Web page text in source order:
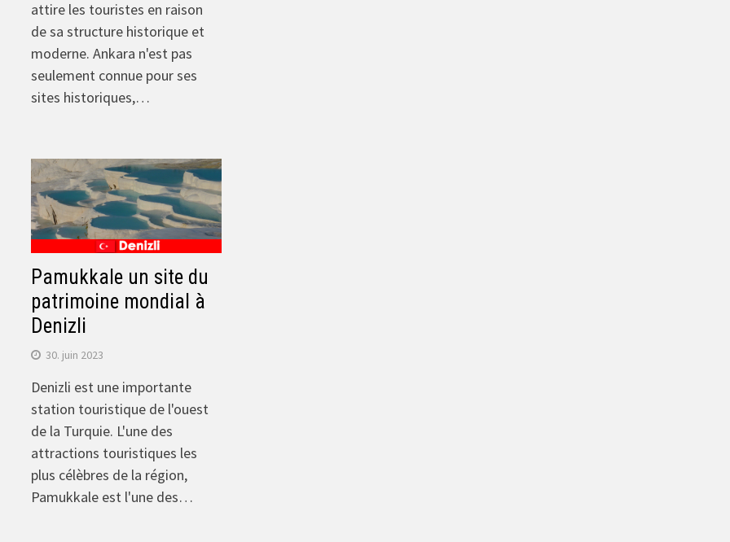
attire les touristes en raison
de sa structure historique et
moderne. Ankara n'est pas
seulement connue pour ses
sites historiques,…
Pamukkale un site du
patrimoine mondial à
Denizli
30. juin 2023
Denizli est une importante
station touristique de l'ouest
de la Turquie. L'une des
attractions touristiques les
plus célèbres de la région,
Pamukkale est l'une des…